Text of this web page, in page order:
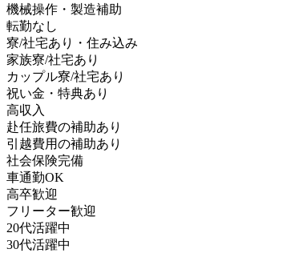
機械操作・製造補助
転勤なし
寮/社宅あり・住み込み
家族寮/社宅あり
カップル寮/社宅あり
祝い金・特典あり
高収入
赴任旅費の補助あり
引越費用の補助あり
社会保険完備
車通勤OK
高卒歓迎
フリーター歓迎
20代活躍中
30代活躍中